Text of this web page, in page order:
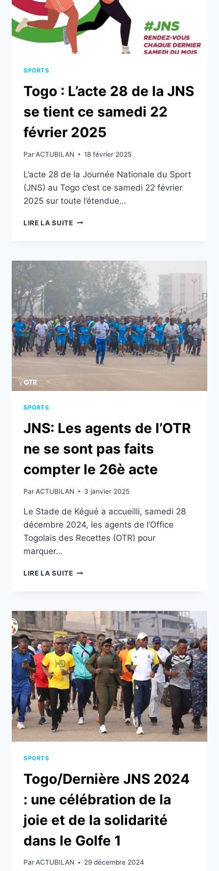
D’INDÉPENDANCE
SPORTS
Togo : L’acte 28 de la JNS
se tient ce samedi 22
février 2025
ParACTUBILAN 18 février 2025
L’acte 28 de la Journée Nationale du Sport
(JNS) au Togo c’est ce samedi 22 février
2025 sur toute l’étendue…
LIRE LA SUITETOGO
DE
JNS
SE
TIENT
CE
SAMEDI
22
FÉVRIER
2025
SPORTS
JNS: Les agents de l’OTR
ne se sont pas faits
compter le 26è acte
ParACTUBILAN 3 janvier 2025
Le Stade de Kégué a accueilli, samedi 28
décembre 2024, les agents de l’Office
Togolais des Recettes (OTR) pour
marquer…
LIRE LA SUITEJNS:
L’OTR
NE
SE
SONT
PAS
FAITS
COMPTER
LE
26È
ACTE
SPORTS
Togo/Dernière JNS 2024
: une célébration de la
joie et de la solidarité
dans le Golfe 1
ParACTUBILAN 29 décembre 2024